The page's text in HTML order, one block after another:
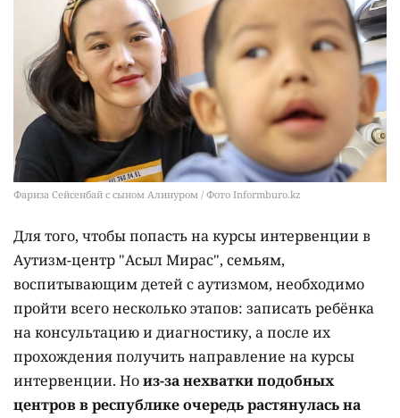
Фариза Сейсенбай с сыном Алинуром / Фото Informburo.kz
Для того, чтобы попасть на курсы интервенции в
Аутизм-центр "Асыл Мирас", семьям,
воспитывающим детей с аутизмом, необходимо
пройти всего несколько этапов: записать ребёнка
на консультацию и диагностику, а после их
прохождения получить направление на курсы
интервенции. Ноиз-за нехватки подобных
центров в республике очередь растянулась на